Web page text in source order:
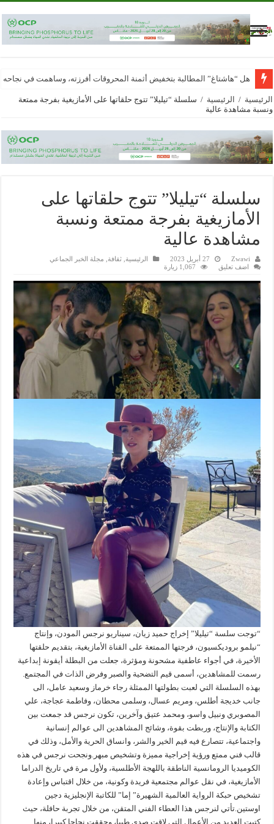
هل “هاشتاغ” المطالبة بتخفيض أثمنة المحروقات أفرزته، وساهمت في
الرئيسية / الرئيسية / سلسلة “تيليلا” تتوج حلقاتها على الأمازيغية بفرجة ممتعة
ونسبة مشاهدة عالية
سلسلة “تيليلا” تتوج حلقاتها على
الأمازيغية بفرجة ممتعة ونسبة
مشاهدة عالية
Zwawi 27 أبريل 2023 الرئيسية ,ثقافة
مجلة الخبر الجماعي
اضف تعليق
1,067 زيارة
“توجت سلسة “تيليلا” إخراج حميد زيان، سيناريو نرجس المودن، وإنتاج
“نيلمو بروديكسيون، فرجتها الممتعة على القناة الأمازيغية، بتقديم حلقتها
الأخيرة، في أجواء عاطفية مشحونة ومؤثرة، جعلت من البطلة أيقونة إبداعية
رسمت للمشاهدين، أسمى قيم التضحية والصبر وفرض الذات في المجتمع.
بهذه السلسلة التي لعبت بطولتها الممثلة رجاء خرماز وسعيد عامل، الى
جانب خديجة أطلس، ومريم عسال، وسلمى محطان، وفاطمة عجاجة، علي
المصوبري ونبيل واسو، ومحمد عتيق وآخرين، تكون نرجس قد جمعت بين
الكتابة والإنتاج، وربطت بقوة، وشائج المشاهدين الى عوالم إنسانية
واجتماعية، تتصارع فيه قيم الخير والشر، وانساق الحرية والأمل، وذلك في
قالب فني ممتع ورؤية إخراجية مميزة وتشخيص مبهر.ونجحت نرجس في هذه
الكوميديا الرومانسية الناطقة باللهجة الأطلسية، ولأول مرة في تاريخ الدراما
الأمازيغية، في نقل عوالم مجتمعية فريدة وكونية، من خلال اقتباس وإعادة
تشخيص حبكة الرواية العالمية الشهيرة” إما” للكاتبة الإنجليزية دجين
اوستين.تأتي لنرجس هذا العطاء الفني المتقن، من خلال تجربة حافلة، حيث
كتبت العديد من الأعمال التي لاقت صدى طيبا، وحققت نجاحا كبيرا، منها